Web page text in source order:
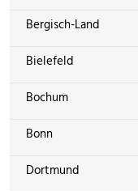
Bergisch-Land
Bielefeld
Bochum
Bonn
Dortmund